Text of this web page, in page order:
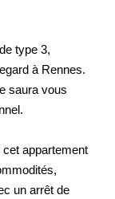
type 3,
à Rennes.
saura vous
appartement
un arrêt de